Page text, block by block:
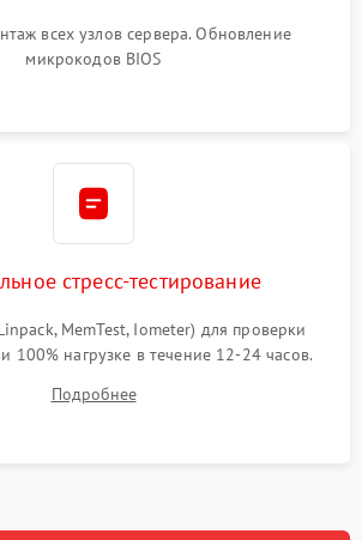
всех узлов сервера. Обновление
микрокодов BIOS
стресс-тестирование
MemTest, Iometer) для проверки
100% нагрузке в течение 12-24 часов.
режимов, проверка отсутствия
и подготовка сервера к выдаче.
Подробнее